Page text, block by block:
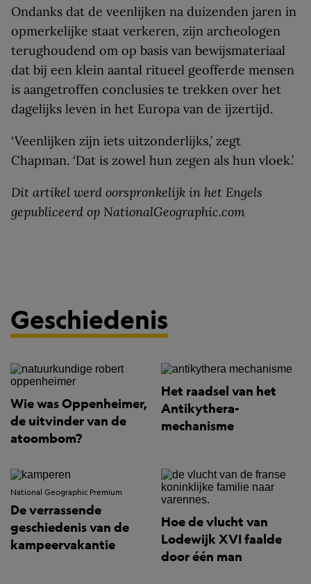
Ondanks dat de veenlijken na duizenden jaren in
opmerkelijke staat verkeren, zijn archeologen
terughoudend om op basis van bewijsmateriaal
dat bij een klein aantal ritueel geofferde mensen
is aangetroffen conclusies te trekken over het
dagelijks leven in het Europa van de ijzertijd.
‘Veenlijken zijn iets uitzonderlijks,’ zegt
Chapman. ‘Dat is zowel hun zegen als hun vloek.’
Dit artikel werd oorspronkelijk in het Engels
gepubliceerd op NationalGeographic.com
Geschiedenis
Wie was Oppenheimer,
de uitvinder van de
atoombom?
Het raadsel van het
Antikythera-
mechanisme
National Geographic Premium
De verrassende
geschiedenis van de
kampeervakantie
Hoe de vlucht van
Lodewijk XVI faalde
door één man